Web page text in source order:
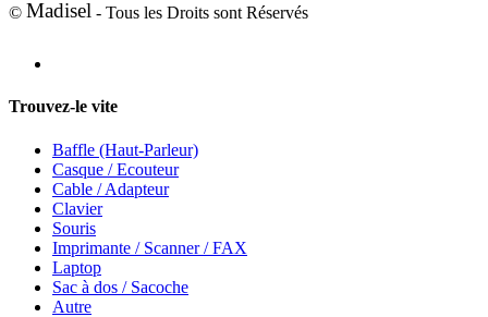
© Madisel - Tous les Droits sont Réservés
Trouvez-le vite
Baffle (Haut-Parleur)
Casque / Ecouteur
Cable / Adapteur
Clavier
Souris
Imprimante / Scanner / FAX
Laptop
Sac à dos / Sacoche
Autre